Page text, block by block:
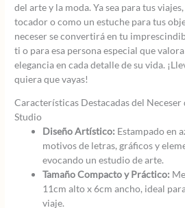
del arte y la moda. Ya sea para tus
tocador o como un estuche para tus
neceser se convertirá en tu
ti o para esa persona especial que
elegancia en cada detalle de su vida.
quiera que vayas!
Características Destacadas del
Studio
Diseño Artístico: Estampado en
motivos de letras, gráficos y
evocando un estudio de arte.
Tamaño Compacto y Práctico:
11cm alto x 6cm ancho, ideal
viaje.